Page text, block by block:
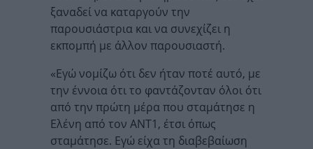
ξαναδεί να καταργούν την
παρουσιάστρια και να συνεχίζει η
εκπομπή με άλλον παρουσιαστή.
«Εγώ νομίζω ότι δεν ήταν ποτέ αυτό, με
την έννοια ότι το φαντάζονταν όλοι ότι
από την πρώτη μέρα που σταμάτησε η
Ελένη από τον ΑΝΤ1, έτσι όπως
σταμάτησε. Εγώ είχα τη διαβεβαίωση